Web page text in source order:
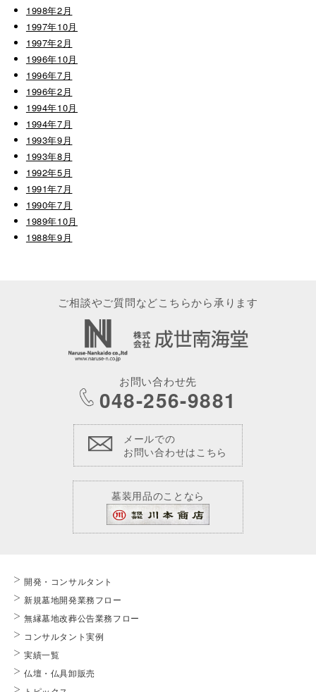
1998年2月
1997年10月
1997年2月
1996年10月
1996年7月
1996年2月
1994年10月
1994年7月
1993年9月
1993年8月
1992年5月
1991年7月
1990年7月
1989年10月
1988年9月
ご相談やご質問などこちらから承ります
お問い合わせ先
048-256-9881
メールでの
お問い合わせはこちら
墓装用品のことなら
開発・コンサルタント
新規墓地開発業務フロー
無縁墓地改葬公告業務フロー
コンサルタント実例
実績一覧
仏壇・仏具卸販売